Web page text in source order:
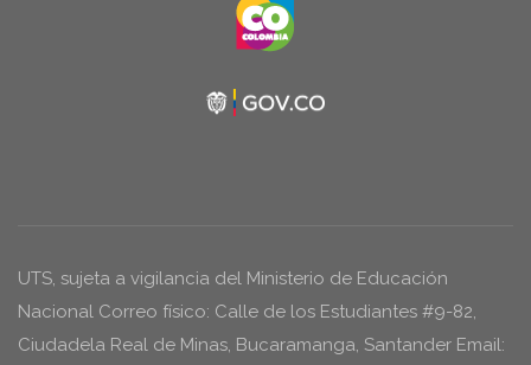
UTS, sujeta a vigilancia del Ministerio de Educación
Nacional Correo físico: Calle de los Estudiantes #9-82,
Ciudadela Real de Minas, Bucaramanga, Santander Email: